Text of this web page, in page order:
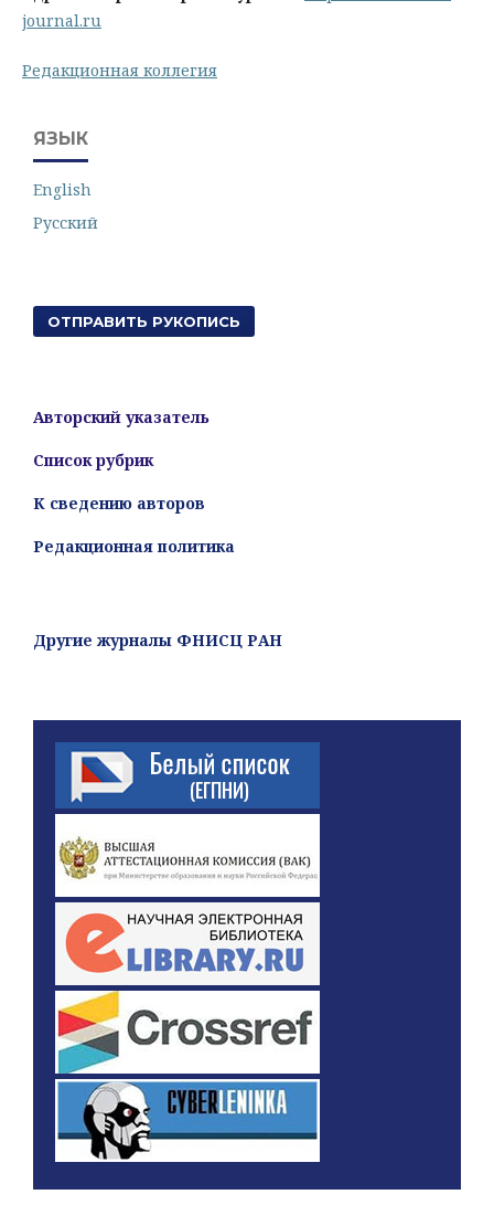
journal.ru
Редакционная коллегия
ЯЗЫК
English
Русский
ОТПРАВИТЬ РУКОПИСЬ
Авторский указатель
Список рубрик
К сведению авторов
Редакционная политика
Другие журналы ФНИСЦ РАН